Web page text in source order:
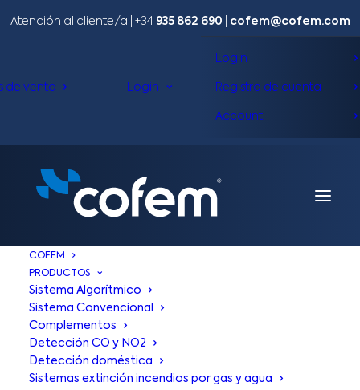
Atención al cliente/a​ | +34 935 862 690 cofem@cofem.com
de venta Login
Login
Registro de cuenta
Account
COFEM
PRODUCTOS
Sistema Algorítmico
Sistema Convencional
Complementos
Detección CO y NO2
Detección doméstica
Sistemas extinción incendios por gas y agua